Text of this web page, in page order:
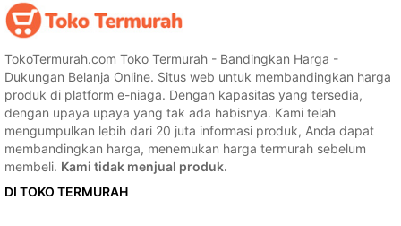
TokoTermurah.com Toko Termurah - Bandingkan Harga -
Dukungan Belanja Online. Situs web untuk membandingkan harga
produk di platform e-niaga. Dengan kapasitas yang tersedia,
dengan upaya upaya yang tak ada habisnya. Kami telah
mengumpulkan lebih dari 20 juta informasi produk, Anda dapat
membandingkan harga, menemukan harga termurah sebelum
membeli. Kami tidak menjual produk.
DI TOKO TERMURAH